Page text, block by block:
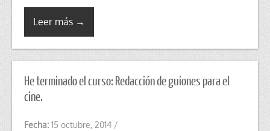
Leer más →
He terminado el curso: Redacción de guiones para el
cine.
Fecha: 15 octubre, 2014 /